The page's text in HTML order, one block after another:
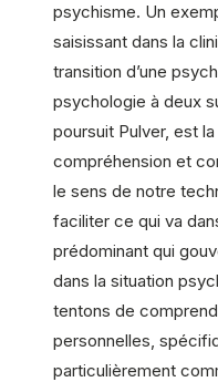
psychisme. Un
saisissant dans la
transition d’une
psychologie à deux
poursuit Pulver, est
compréhension et
le sens de notre
faciliter ce qui va
prédominant qui
dans la situation
tentons de
personnelles,
particulièrement